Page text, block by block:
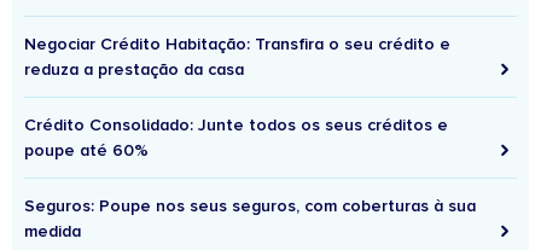
Negociar Crédito Habitação: Transfira o seu crédito e
reduza a prestação da casa
Crédito Consolidado: Junte todos os seus créditos e
poupe até 60%
Seguros: Poupe nos seus seguros, com coberturas à sua
medida